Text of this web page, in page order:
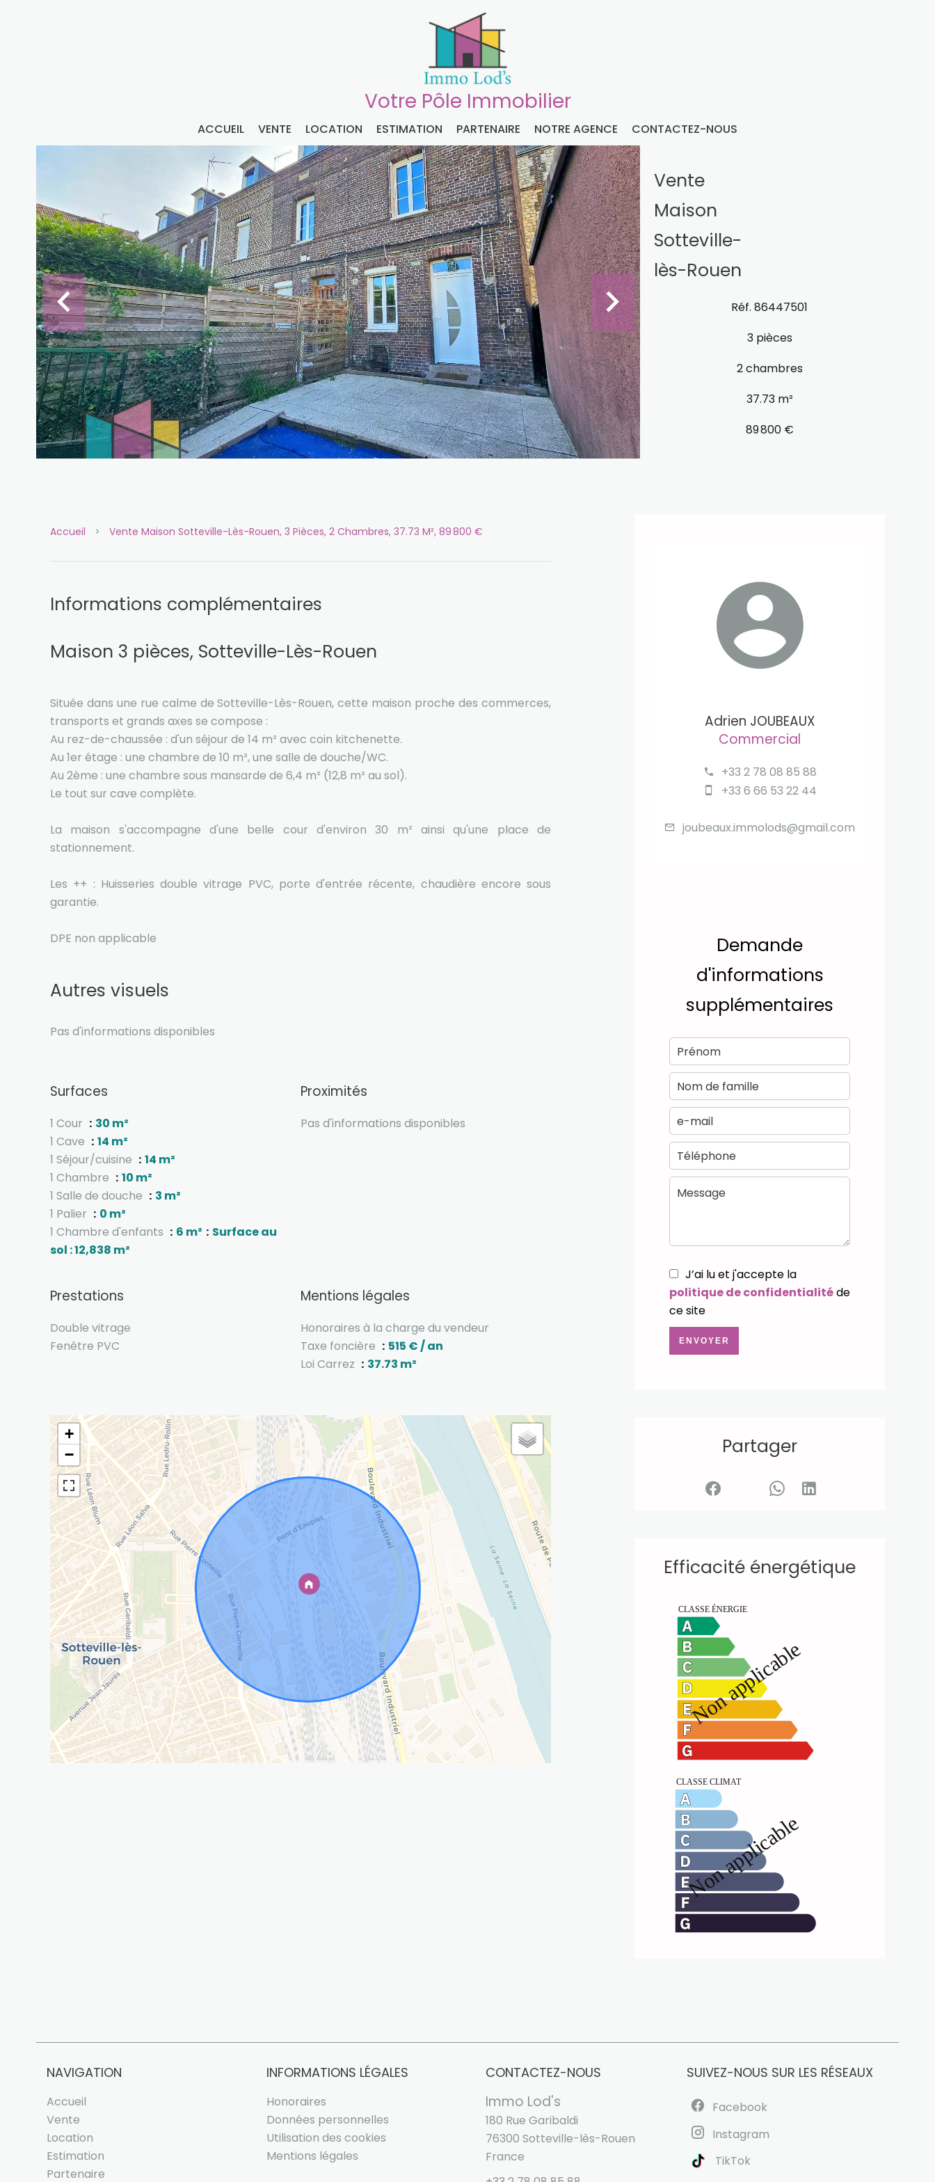
Votre Pôle Immobilier
ACCUEIL VENTE LOCATION ESTIMATION PARTENAIRE NOTRE AGENCE CONTACTEZ-NOUS
Vente
Maison
Sotteville-
lès-Rouen
Réf. 86447501
3 pièces
2 chambres
37.73 m²
89 800 €
Accueil Vente Maison Sotteville-Lès-Rouen, 3 Pièces, 2 Chambres, 37.73 M², 89 800 €
Informations complémentaires
Maison 3 pièces, Sotteville-Lès-Rouen
Située dans une rue calme de Sotteville-Lès-Rouen, cette maison proche des commerces,
transports et grands axes se compose :
Au rez-de-chaussée : d'un séjour de 14 m² avec coin kitchenette.
Au 1er étage : une chambre de 10 m², une salle de douche/WC.
Au 2ème : une chambre sous mansarde de 6,4 m² (12,8 m² au sol).
Le tout sur cave complète.
La maison s'accompagne d'une belle cour d'environ 30 m² ainsi qu'une place de
stationnement.
Les ++ : Huisseries double vitrage PVC, porte d'entrée récente, chaudière encore sous
garantie.
DPE non applicable
Autres visuels
Pas d'informations disponibles
Surfaces
1 Cour
30 m²
1 Cave
14 m²
1 Séjour/cuisine
14 m²
1 Chambre
10 m²
1 Salle de douche
3 m²
1 Palier
0 m²
1 Chambre d'enfants
6 m²
Surface au
sol : 12,838 m²
Proximités
Pas d'informations disponibles
Prestations
Double vitrage
Fenêtre PVC
Mentions légales
Honoraires à la charge du vendeur
Taxe foncière
515 € / an
Loi Carrez
37.73 m²
+
−
Adrien JOUBEAUX
Commercial
+33 2 78 08 85 88
+33 6 66 53 22 44
joubeaux.immolods@gmail.com
Demande
d'informations
supplémentaires
J’ai lu et j'accepte la
politique de confidentialitéde
ce site
ENVOYER
Partager
Efficacité énergétique
NAVIGATION
Accueil
Vente
Location
Estimation
Partenaire
INFORMATIONS LÉGALES
Honoraires
Données personnelles
Utilisation des cookies
Mentions légales
CONTACTEZ-NOUS
Immo Lod's
180 Rue Garibaldi
76300 Sotteville-lès-Rouen
France
SUIVEZ-NOUS SUR LES RÉSEAUX
Facebook
Instagram
TikTok